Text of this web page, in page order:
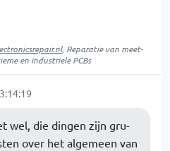
, Reparatie van meet-
en industriele PCBs
wel, die dingen zijn gru-
over het algemeen van